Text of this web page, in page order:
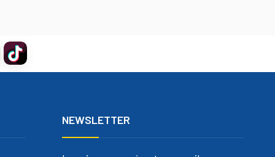
NEWSLETTER